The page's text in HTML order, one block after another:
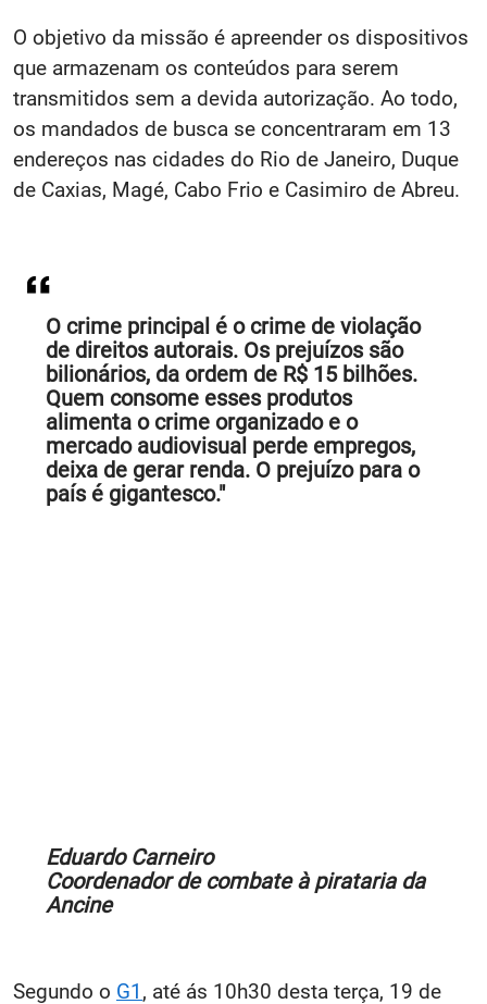
O objetivo da missão é apreender os dispositivos
que armazenam os conteúdos para serem
transmitidos sem a devida autorização. Ao todo,
os mandados de busca se concentraram em 13
endereços nas cidades do Rio de Janeiro, Duque
de Caxias, Magé, Cabo Frio e Casimiro de Abreu.
O crime principal é o crime de violação
de direitos autorais. Os prejuízos são
bilionários, da ordem de R$ 15 bilhões.
Quem consome esses produtos
alimenta o crime organizado e o
mercado audiovisual perde empregos,
deixa de gerar renda. O prejuízo para o
país é gigantesco."
Eduardo Carneiro
Coordenador de combate à pirataria da
Ancine
Segundo o G1 , até ás 10h30 desta terça, 19 de